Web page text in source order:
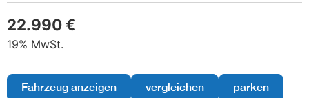
22.990 €
19% MwSt.
Fahrzeug anzeigen vergleichen parken